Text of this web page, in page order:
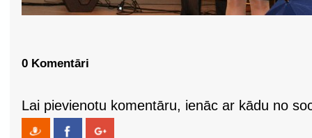
0 Komentāri
Lai pievienotu komentāru, ienāc ar kādu no